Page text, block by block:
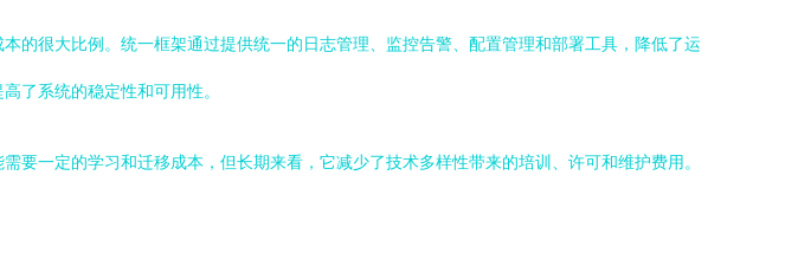
的很大比例。统一框架通过提供统一的日志管理、监控告警、配置管理和部署工具，降低了运
了系统的稳定性和可用性。
一定的学习和迁移成本，但长期来看，它减少了技术多样性带来的培训、许可和维护费用。